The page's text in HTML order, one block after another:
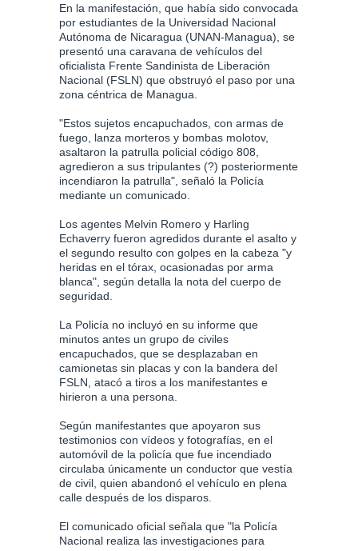
En la manifestación, que había sido convocada
por estudiantes de la Universidad Nacional
Autónoma de Nicaragua (UNAN-Managua), se
presentó una caravana de vehículos del
oficialista Frente Sandinista de Liberación
Nacional (FSLN) que obstruyó el paso por una
zona céntrica de Managua.
"Estos sujetos encapuchados, con armas de
fuego, lanza morteros y bombas molotov,
asaltaron la patrulla policial código 808,
agredieron a sus tripulantes (?) posteriormente
incendiaron la patrulla", señaló la Policía
mediante un comunicado.
Los agentes Melvin Romero y Harling
Echaverry fueron agredidos durante el asalto y
el segundo resulto con golpes en la cabeza "y
heridas en el tórax, ocasionadas por arma
blanca", según detalla la nota del cuerpo de
seguridad.
La Policía no incluyó en su informe que
minutos antes un grupo de civiles
encapuchados, que se desplazaban en
camionetas sin placas y con la bandera del
FSLN, atacó a tiros a los manifestantes e
hirieron a una persona.
Según manifestantes que apoyaron sus
testimonios con vídeos y fotografías, en el
automóvil de la policía que fue incendiado
circulaba únicamente un conductor que vestía
de civil, quien abandonó el vehículo en plena
calle después de los disparos.
El comunicado oficial señala que "la Policía
Nacional realiza las investigaciones para